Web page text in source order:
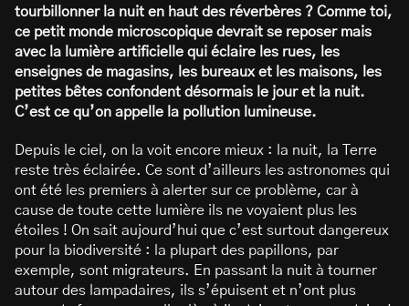
tourbillonner la nuit en haut des réverbères ? Comme toi,
ce petit monde microscopique devrait se reposer mais
avec la lumière artificielle qui éclaire les rues, les
enseignes de magasins, les bureaux et les maisons, les
petites bêtes confondent désormais le jour et la nuit.
C’est ce qu’on appelle la pollution lumineuse.
Depuis le ciel, on la voit encore mieux : la nuit, la Terre
reste très éclairée. Ce sont d’ailleurs les astronomes qui
ont été les premiers à alerter sur ce problème, car à
cause de toute cette lumière ils ne voyaient plus les
étoiles ! On sait aujourd’hui que c’est surtout dangereux
pour la biodiversité : la plupart des papillons, par
exemple, sont migrateurs. En passant la nuit à tourner
autour des lampadaires, ils s’épuisent et n’ont plus